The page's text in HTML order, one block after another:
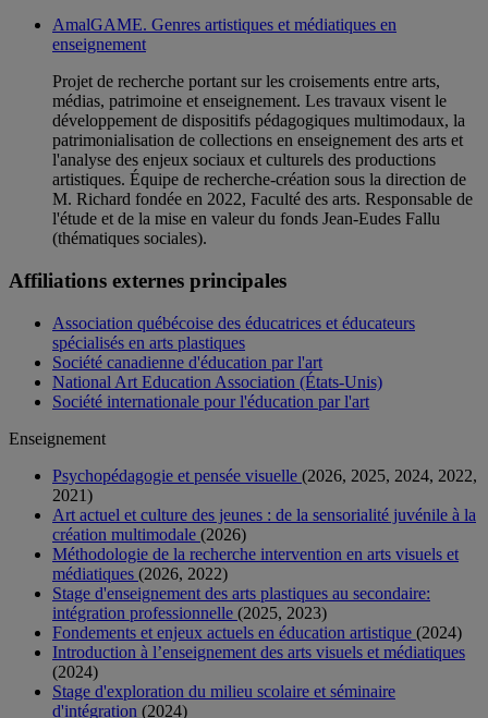
AmalGAME. Genres artistiques et médiatiques en
enseignement
Projet de recherche portant sur les croisements entre arts,
médias, patrimoine et enseignement. Les travaux visent le
développement de dispositifs pédagogiques multimodaux, la
patrimonialisation de collections en enseignement des arts et
l'analyse des enjeux sociaux et culturels des productions
artistiques. Équipe de recherche-création sous la direction de
M. Richard fondée en 2022, Faculté des arts. Responsable de
l'étude et de la mise en valeur du fonds Jean-Eudes Fallu
(thématiques sociales).
Affiliations externes principales
Association québécoise des éducatrices et éducateurs
spécialisés en arts plastiques
Société canadienne d'éducation par l'art
National Art Education Association (États-Unis)
Société internationale pour l'éducation par l'art
Enseignement
Psychopédagogie et pensée visuelle (2026, 2025, 2024, 2022,
2021)
Art actuel et culture des jeunes : de la sensorialité juvénile à la
création multimodale (2026)
Méthodologie de la recherche intervention en arts visuels et
médiatiques (2026, 2022)
Stage d'enseignement des arts plastiques au secondaire:
intégration professionnelle (2025, 2023)
Fondements et enjeux actuels en éducation artistique (2024)
Introduction à l’enseignement des arts visuels et médiatiques
(2024)
Stage d'exploration du milieu scolaire et séminaire
d'intégration (2024)